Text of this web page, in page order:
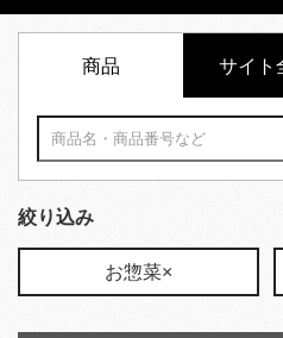
商品 サイト
絞り込み
お惣菜×